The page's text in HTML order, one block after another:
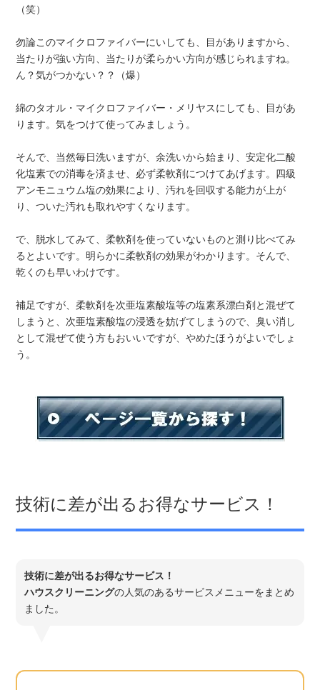
（笑）
勿論このマイクロファイバーにいしても、目がありますから、
当たりが強い方向、当たりが柔らかい方向が感じられますね。
ん？気がつかない？？（爆）
綿のタオル・マイクロファイバー・メリヤスにしても、目があ
ります。気をつけて使ってみましょう。
そんで、当然毎日洗いますが、余洗いから始まり、安定化二酸
化塩素での消毒を済ませ、必ず柔軟剤につけてあげます。四級
アンモニュウム塩の効果により、汚れを回収する能力が上が
り、ついた汚れも取れやすくなります。
で、脱水してみて、柔軟剤を使っていないものと測り比べてみ
るとよいです。明らかに柔軟剤の効果がわかります。そんで、
乾くのも早いわけです。
補足ですが、柔軟剤を次亜塩素酸塩等の塩素系漂白剤と混ぜて
しまうと、次亜塩素酸塩の浸透を妨げてしまうので、臭い消し
として混ぜて使う方もおいいですが、やめたほうがよいでしょ
う。
技術に差が出るお得なサービス！
技術に差が出るお得なサービス！
ハウスクリーニングの人気のあるサービスメニューをまとめ
ました。